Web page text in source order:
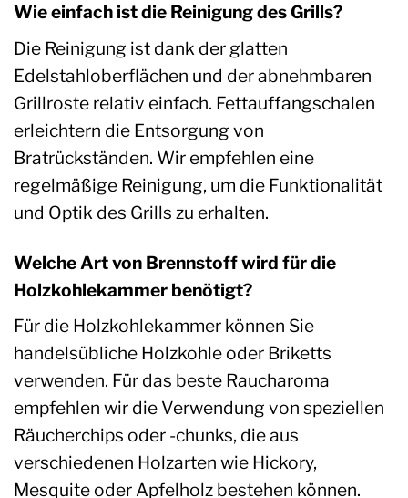
Wie einfach ist die Reinigung des Grills?
Die Reinigung ist dank der glatten
Edelstahloberflächen und der abnehmbaren
Grillroste relativ einfach. Fettauffangschalen
erleichtern die Entsorgung von
Bratrückständen. Wir empfehlen eine
regelmäßige Reinigung, um die Funktionalität
und Optik des Grills zu erhalten.
Welche Art von Brennstoff wird für die
Holzkohlekammer benötigt?
Für die Holzkohlekammer können Sie
handelsübliche Holzkohle oder Briketts
verwenden. Für das beste Raucharoma
empfehlen wir die Verwendung von speziellen
Räucherchips oder -chunks, die aus
verschiedenen Holzarten wie Hickory,
Mesquite oder Apfelholz bestehen können.